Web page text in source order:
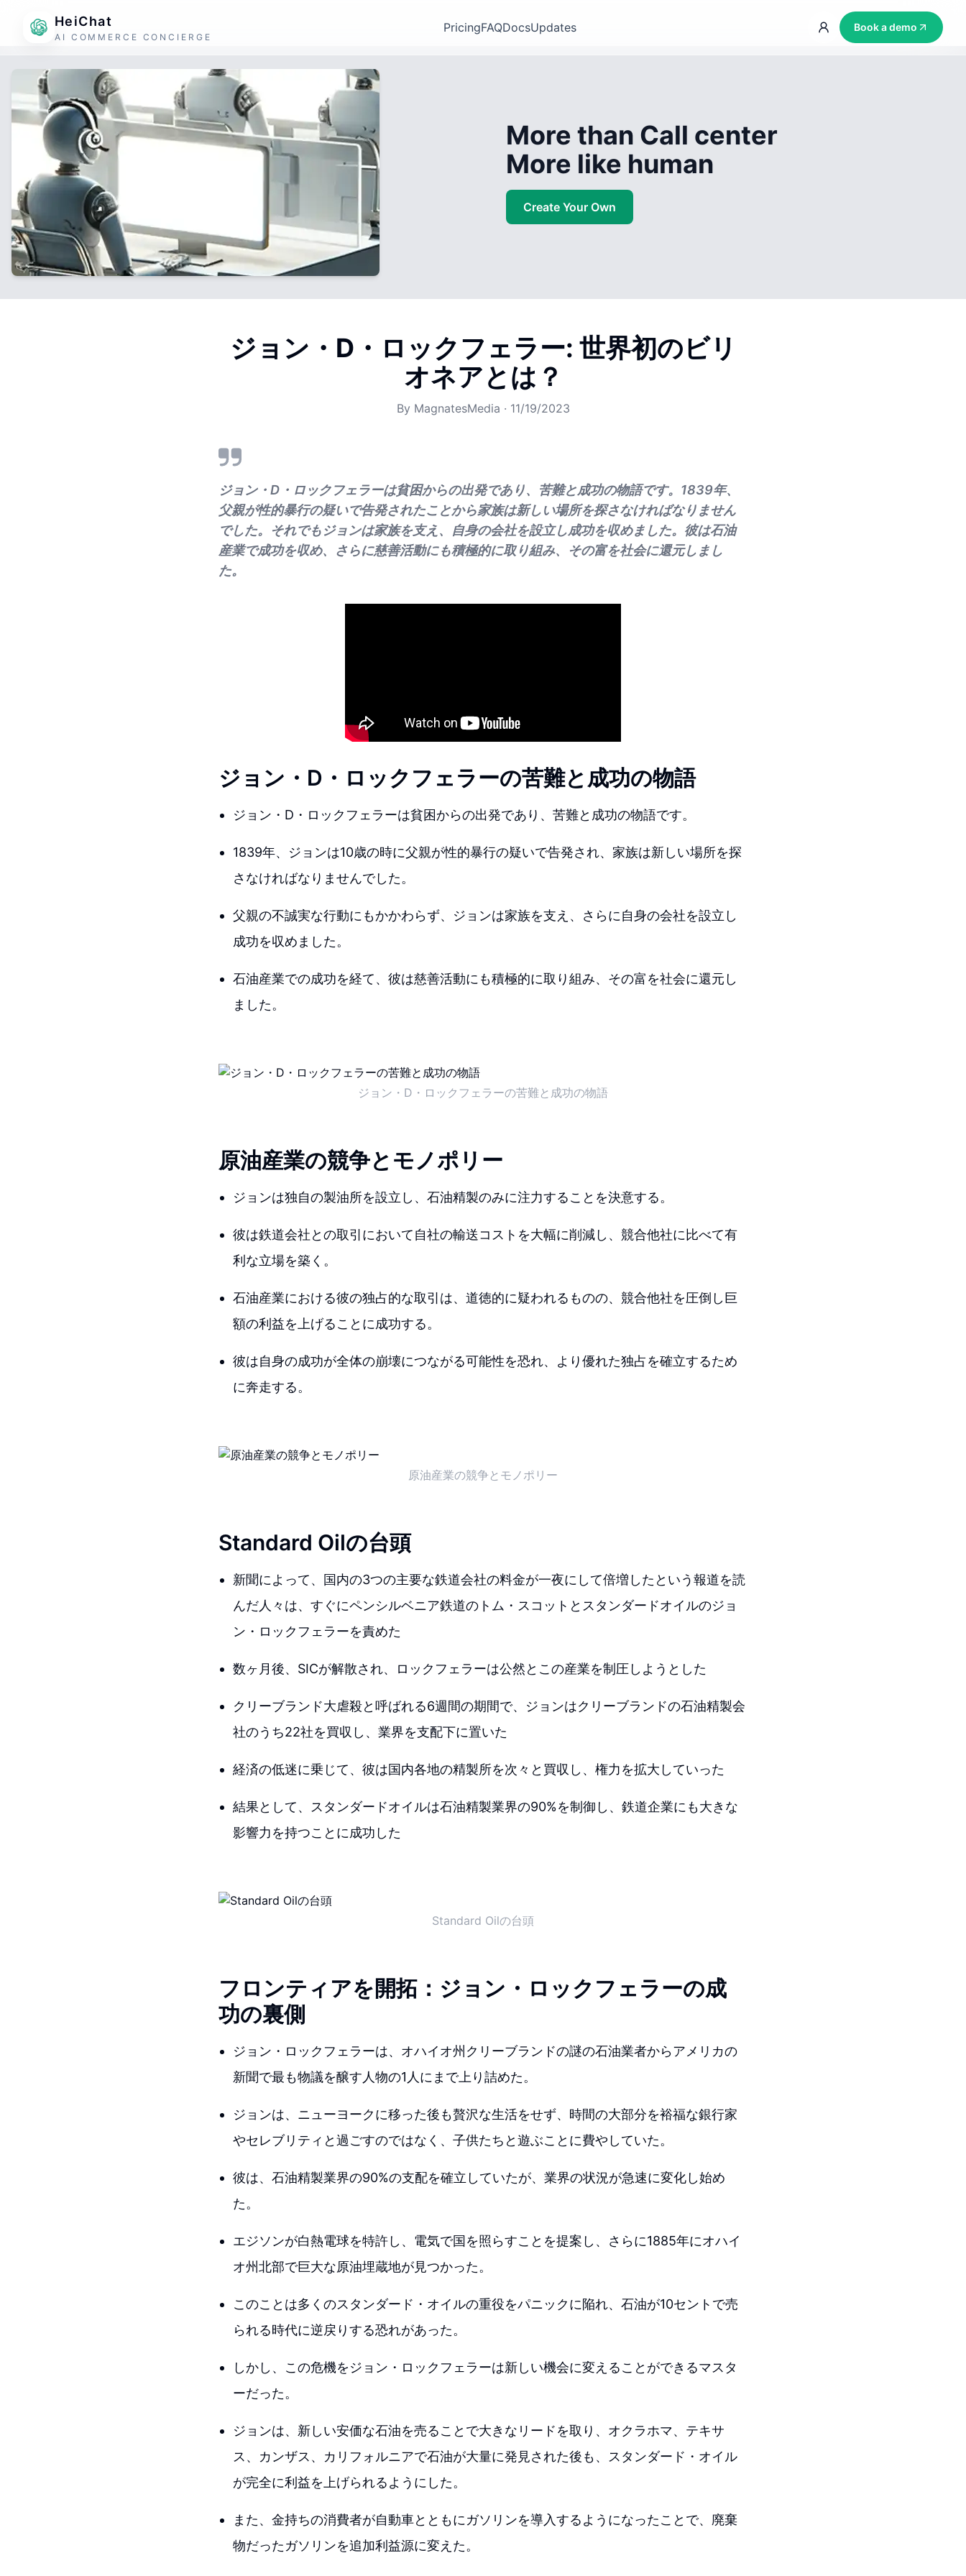
HeiChat
AI COMMERCE CONCIERGE
PricingFAQDocsUpdates Book a demo
More than Call center
More like human
Create Your Own
ジョン・D・ロックフェラー: 世界初のビリ
オネアとは？
By MagnatesMedia · 11/19/2023
ジョン・D・ロックフェラーは貧困からの出発であり、苦難と成功の物語です。1839年、
父親が性的暴行の疑いで告発されたことから家族は新しい場所を探さなければなりません
でした。それでもジョンは家族を支え、自身の会社を設立し成功を収めました。彼は石油
産業で成功を収め、さらに慈善活動にも積極的に取り組み、その富を社会に還元しまし
た。
ジョン・D・ロックフェラーの苦難と成功の物語
ジョン・D・ロックフェラーは貧困からの出発であり、苦難と成功の物語です。
1839年、ジョンは10歳の時に父親が性的暴行の疑いで告発され、家族は新しい場所を探
さなければなりませんでした。
父親の不誠実な行動にもかかわらず、ジョンは家族を支え、さらに自身の会社を設立し
成功を収めました。
石油産業での成功を経て、彼は慈善活動にも積極的に取り組み、その富を社会に還元し
ました。
ジョン・D・ロックフェラーの苦難と成功の物語
原油産業の競争とモノポリー
ジョンは独自の製油所を設立し、石油精製のみに注力することを決意する。
彼は鉄道会社との取引において自社の輸送コストを大幅に削減し、競合他社に比べて有
利な立場を築く。
石油産業における彼の独占的な取引は、道徳的に疑われるものの、競合他社を圧倒し巨
額の利益を上げることに成功する。
彼は自身の成功が全体の崩壊につながる可能性を恐れ、より優れた独占を確立するため
に奔走する。
原油産業の競争とモノポリー
Standard Oilの台頭
新聞によって、国内の3つの主要な鉄道会社の料金が一夜にして倍増したという報道を読
んだ人々は、すぐにペンシルベニア鉄道のトム・スコットとスタンダードオイルのジョ
ン・ロックフェラーを責めた
数ヶ月後、SICが解散され、ロックフェラーは公然とこの産業を制圧しようとした
クリーブランド大虐殺と呼ばれる6週間の期間で、ジョンはクリーブランドの石油精製会
社のうち22社を買収し、業界を支配下に置いた
経済の低迷に乗じて、彼は国内各地の精製所を次々と買収し、権力を拡大していった
結果として、スタンダードオイルは石油精製業界の90%を制御し、鉄道企業にも大きな
影響力を持つことに成功した
Standard Oilの台頭
フロンティアを開拓：ジョン・ロックフェラーの成
功の裏側
ジョン・ロックフェラーは、オハイオ州クリーブランドの謎の石油業者からアメリカの
新聞で最も物議を醸す人物の1人にまで上り詰めた。
ジョンは、ニューヨークに移った後も贅沢な生活をせず、時間の大部分を裕福な銀行家
やセレブリティと過ごすのではなく、子供たちと遊ぶことに費やしていた。
彼は、石油精製業界の90%の支配を確立していたが、業界の状況が急速に変化し始め
た。
エジソンが白熱電球を特許し、電気で国を照らすことを提案し、さらに1885年にオハイ
オ州北部で巨大な原油埋蔵地が見つかった。
このことは多くのスタンダード・オイルの重役をパニックに陥れ、石油が10セントで売
られる時代に逆戻りする恐れがあった。
しかし、この危機をジョン・ロックフェラーは新しい機会に変えることができるマスタ
ーだった。
ジョンは、新しい安価な石油を売ることで大きなリードを取り、オクラホマ、テキサ
ス、カンザス、カリフォルニアで石油が大量に発見された後も、スタンダード・オイル
が完全に利益を上げられるようにした。
また、金持ちの消費者が自動車とともにガソリンを導入するようになったことで、廃棄
物だったガソリンを追加利益源に変えた。